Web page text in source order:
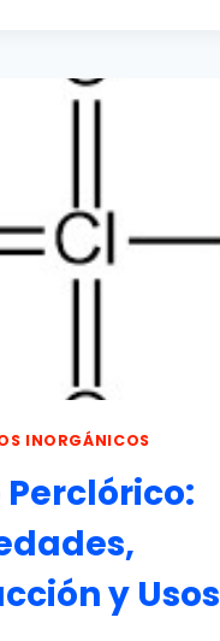
PRODUCCIÓN
INORGÁNICOS
y Usos